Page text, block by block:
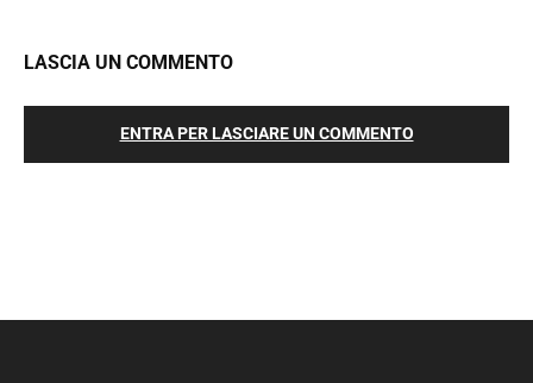
LASCIA UN COMMENTO
ENTRA PER LASCIARE UN COMMENTO